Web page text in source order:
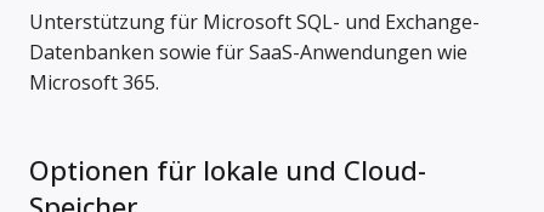
Unterstützung für Microsoft SQL- und Exchange-
Datenbanken sowie für SaaS-Anwendungen wie
Microsoft 365.
Optionen für lokale und Cloud-